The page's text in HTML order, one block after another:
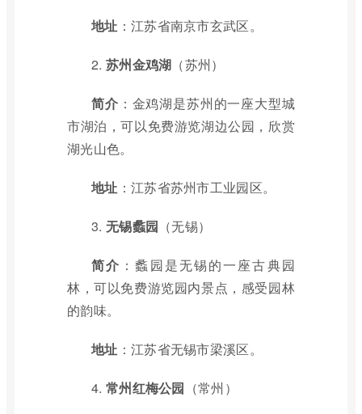
地址 ：江苏省南京市玄武区。
2. 苏州金鸡湖 （苏州）
简介 ：金鸡湖是苏州的一座大型城
市湖泊，可以免费游览湖边公园，欣赏
湖光山色。
地址 ：江苏省苏州市工业园区。
3. 无锡蠡园 （无锡）
简介 ：蠡园是无锡的一座古典园
林，可以免费游览园内景点，感受园林
的韵味。
地址 ：江苏省无锡市梁溪区。
4. 常州红梅公园 （常州）